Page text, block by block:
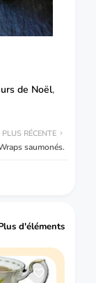
de Noël
PLUS RÉCENTE
saumonés.
d'éléments